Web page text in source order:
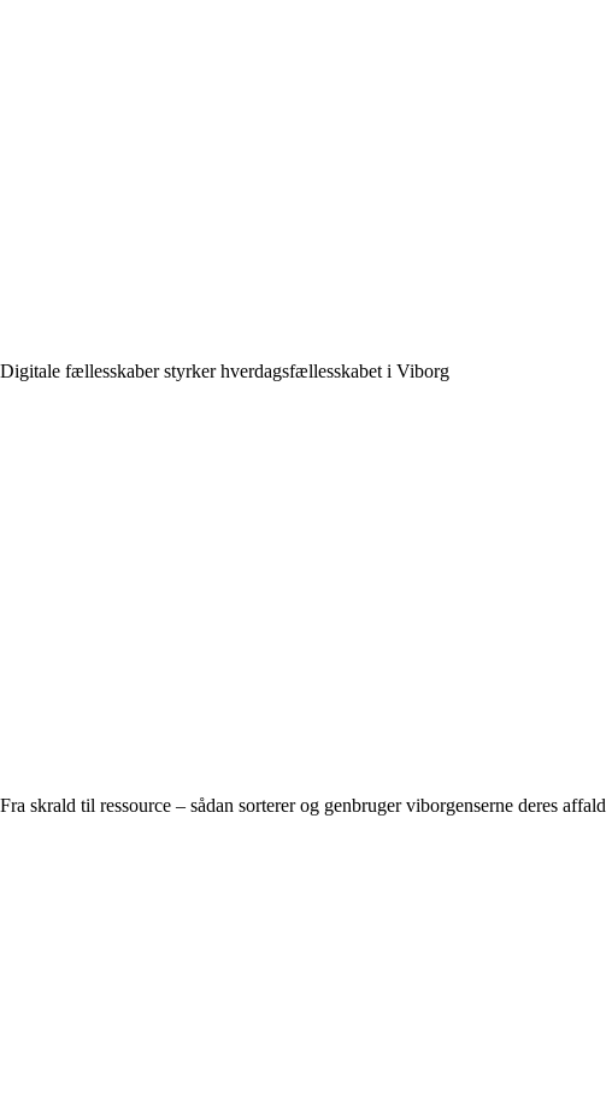
Digitale fællesskaber styrker hverdagsfællesskabet i Viborg
Fra skrald til ressource – sådan sorterer og genbruger viborgenserne deres affald